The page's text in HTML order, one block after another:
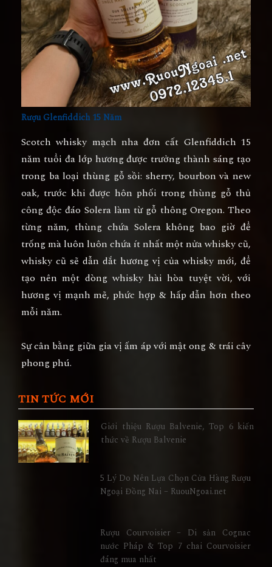
Rượu Glenfiddich 15 Năm
Scotch whisky mạch nha đơn cất Glenfiddich 15
năm tuổi đa lớp hương được trưởng thành sáng tạo
trong ba loại thùng gỗ sồi: sherry, bourbon và new
oak, trước khi được hôn phối trong thùng gỗ thủ
công độc đáo Solera làm từ gỗ thông Oregon. Theo
từng năm, thùng chứa Solera không bao giờ để
trống mà luôn luôn chứa ít nhất một nửa whisky cũ,
whisky cũ sẽ dẫn dắt hương vị của whisky mới, để
tạo nên một dòng whisky hài hòa tuyệt vời, với
hương vị mạnh mẽ, phức hợp & hấp dẫn hơn theo
mỗi năm.
Sự cân bằng giữa gia vị ấm áp với mật ong & trái cây
phong phú.
TIN TỨC MỚI
Giới thiệu Rượu Balvenie, Top 6 kiến
thức về Rượu Balvenie
5 Lý Do Nên Lựa Chọn Cửa Hàng Rượu
Ngoại Đồng Nai – RuouNgoai.net
Rượu Courvoisier – Di sản Cognac
nước Pháp & Top 7 chai Courvoisier
đáng mua nhất